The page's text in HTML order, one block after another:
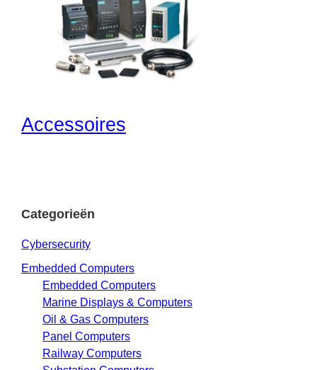
Accessoires
Categorieën
Cybersecurity
Embedded Computers
Embedded Computers
Marine Displays & Computers
Oil & Gas Computers
Panel Computers
Railway Computers